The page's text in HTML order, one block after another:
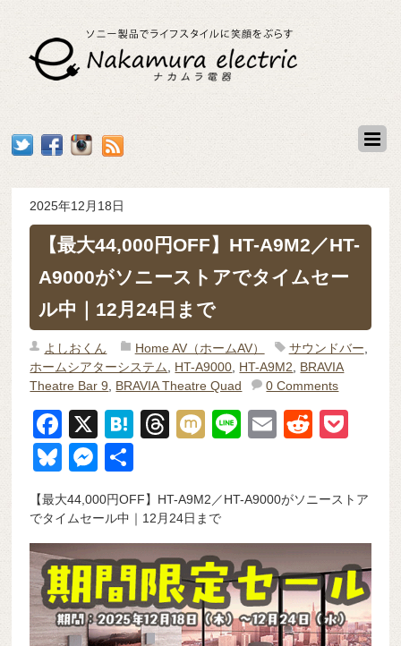
2025年12月18日
【最大44,000円OFF】HT-A9M2／HT-
A9000がソニーストアでタイムセー
ル中｜12月24日まで
よしおくん Home AV（ホームAV） サウンドバー
ホームシアターシステム
HT-A9000 HT-A9M2
BRAVIA
Theatre Bar 9
BRAVIA Theatre Quad 0 Comments
F
a
c
e
b
o
o
k
X
H
n
a
T
a
d
s
M
Li
E
R
di
t
et
Bl
e
sk
y
M
e
ss
e
n
g
er
有
【最大44,000円OFF】HT-A9M2／HT-A9000がソニーストア
でタイムセール中｜12月24日まで